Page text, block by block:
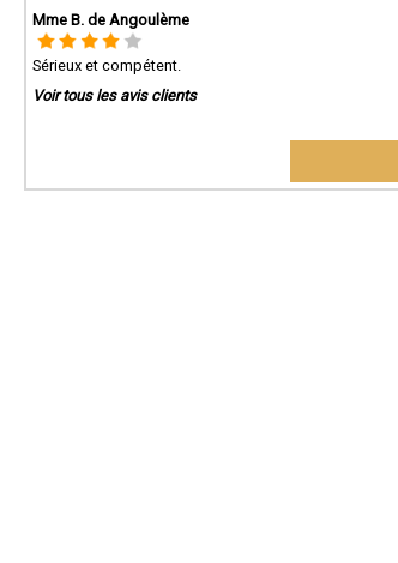
Mme B. de Angoulème
Sérieux et compétent.
Voir tous les avis clients